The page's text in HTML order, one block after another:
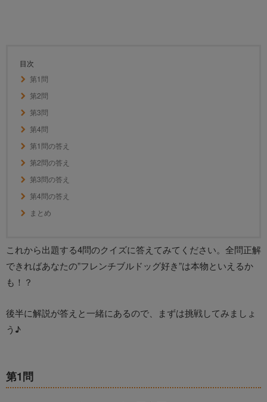
目次
第1問
第2問
第3問
第4問
第1問の答え
第2問の答え
第3問の答え
第4問の答え
まとめ
これから出題する4問のクイズに答えてみてください。全問正解
できればあなたの”フレンチブルドッグ好き”は本物といえるか
も！？
後半に解説が答えと一緒にあるので、まずは挑戦してみましょ
う♪
第1問